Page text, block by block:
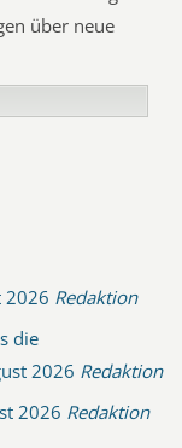
über neue
2026 Redaktion
die
2026 Redaktion
2026 Redaktion